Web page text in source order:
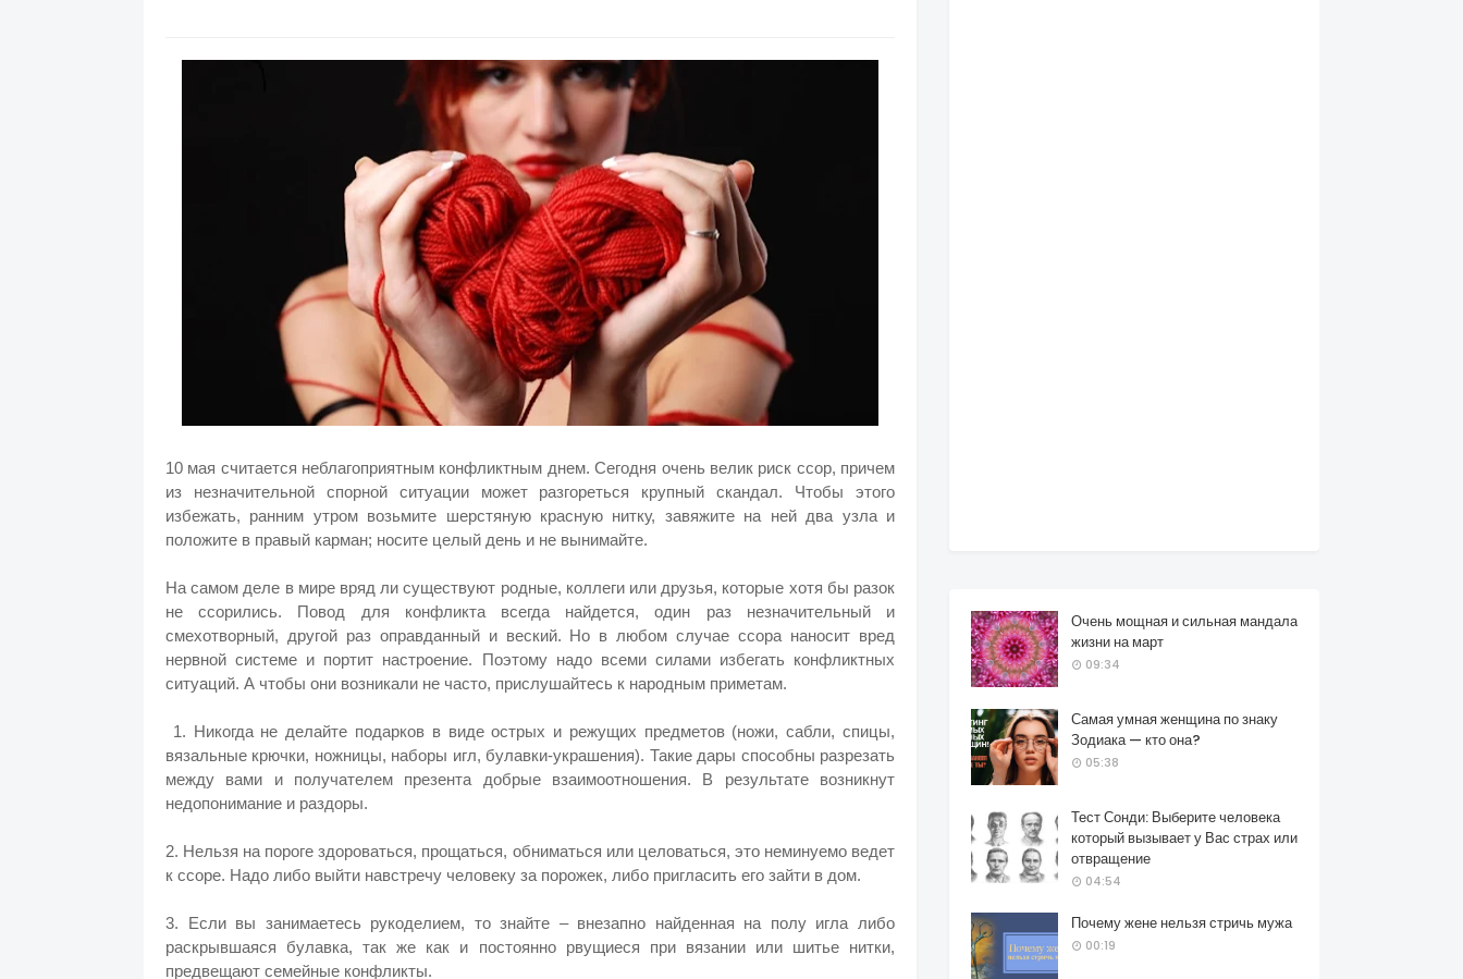
10 мая считается неблагоприятным конфликтным днем. Сегодня очень велик риск ссор, причем
из незначительной спорной ситуации может разгореться крупный скандал. Чтобы этого
избежать, ранним утром возьмите шерстяную красную нитку, завяжите на ней два узла и
положите в правый карман; носите целый день и не вынимайте.
На самом деле в мире вряд ли существуют родные, коллеги или друзья, которые хотя бы разок
не ссорились. Повод для конфликта всегда найдется, один раз незначительный и
смехотворный, другой раз оправданный и веский. Но в любом случае ссора наносит вред
нервной системе и портит настроение. Поэтому надо всеми силами избегать конфликтных
ситуаций. А чтобы они возникали не часто, прислушайтесь к народным приметам.
1. Никогда не делайте подарков в виде острых и режущих предметов (ножи, сабли, спицы,
вязальные крючки, ножницы, наборы игл, булавки-украшения). Такие дары способны разрезать
между вами и получателем презента добрые взаимоотношения. В результате возникнут
недопонимание и раздоры.
2. Нельзя на пороге здороваться, прощаться, обниматься или целоваться, это неминуемо ведет
к ссоре. Надо либо выйти навстречу человеку за порожек, либо пригласить его зайти в дом.
3. Если вы занимаетесь рукоделием, то знайте – внезапно найденная на полу игла либо
раскрывшаяся булавка, так же как и постоянно рвущиеся при вязании или шитье нитки,
предвещают семейные конфликты.
Очень мощная и сильная мандала
жизни на март
09:34
Самая умная женщина по знаку
Зодиака — кто она?
05:38
Тест Сонди: Выберите человека
который вызывает у Вас страх или
отвращение
04:54
Почему жене нельзя стричь мужа
00:19